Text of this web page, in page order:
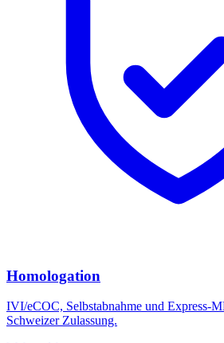
Homologation
IVI/eCOC, Selbstabnahme und Express-
Schweizer Zulassung.